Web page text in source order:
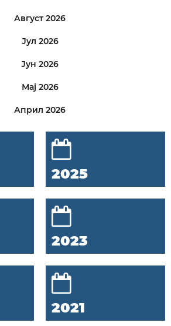
Август 2026
Јул 2026
Јун 2026
Мај 2026
Април 2026
2025
2023
2021